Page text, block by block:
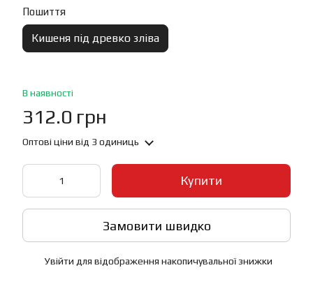
Пошиття
Кишеня під древко зліва
В наявності
312.0 грн
Оптові ціни від 3 одиниць
Купити
Замовити швидко
Увійти для відображення накопичувальної знижки